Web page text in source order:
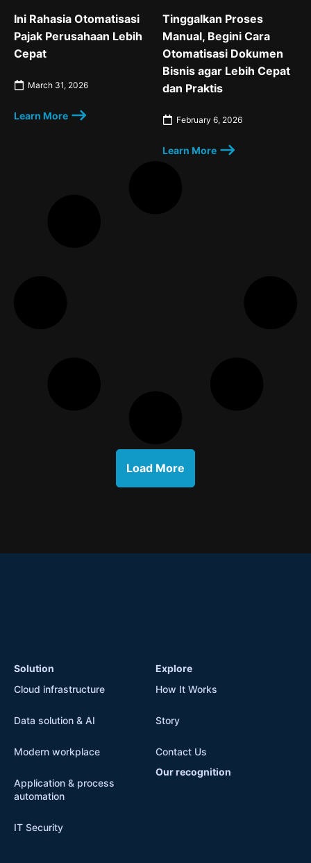
Ini Rahasia Otomatisasi
Pajak Perusahaan Lebih
Cepat
March 31, 2026
Learn More
Tinggalkan Proses
Manual, Begini Cara
Otomatisasi Dokumen
Bisnis agar Lebih Cepat
dan Praktis
February 6, 2026
Learn More
Load More
Solution
Cloud infrastructure
Data solution & AI
Modern workplace
Application & process
automation
IT Security
Explore
How It Works
Story
Contact Us
Our recognition